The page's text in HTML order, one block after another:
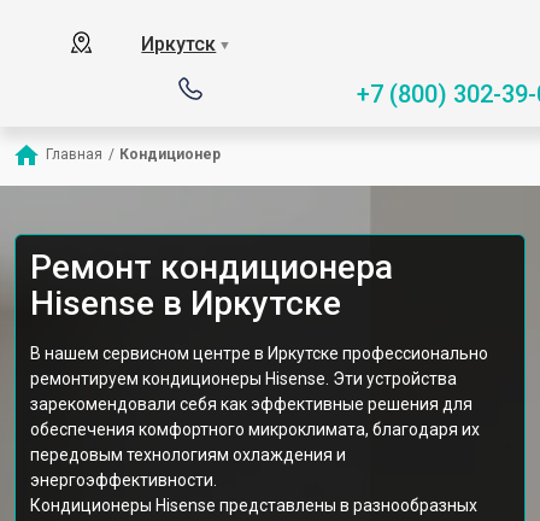
Иркутск ▼
+7 (800) 302-
Главная / Кондиционер
Ремонт кондиционера
Hisense в Иркутске
В нашем сервисном центре в Иркутске профессионально
ремонтируем кондиционеры Hisense. Эти устройства
зарекомендовали себя как эффективные решения для
обеспечения комфортного микроклимата, благодаря их
передовым технологиям охлаждения и
энергоэффективности.
Кондиционеры Hisense представлены в разнообразных